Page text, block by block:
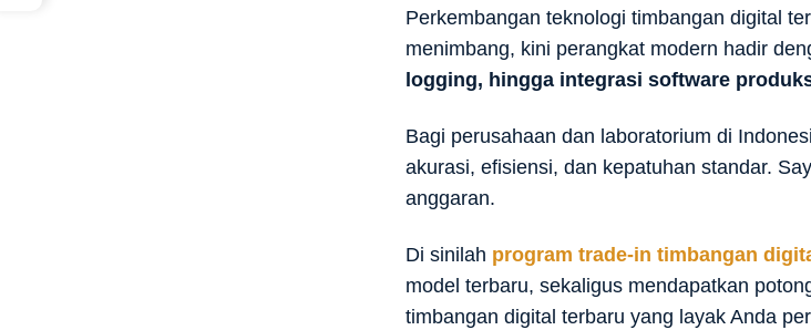
Perkembangan teknologi timbangan digital
menimbang, kini perangkat modern hadir
logging, hingga integrasi software
Bagi perusahaan dan laboratorium di
akurasi, efisiensi, dan kepatuhan standar.
anggaran.
Di sinilah program trade-in timbangan
model terbaru, sekaligus mendapatkan
timbangan digital terbaru yang layak Anda